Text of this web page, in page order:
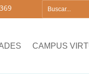
CAMPUS